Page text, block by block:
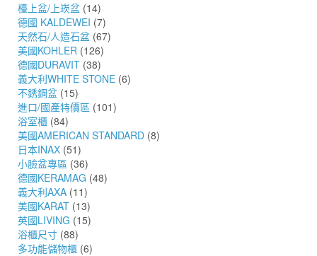
檯上盆/上崁盆 (14)
德國 KALDEWEI (7)
天然石/人造石盆 (67)
美國KOHLER (126)
德國DURAVIT (38)
義大利WHITE STONE (6)
不銹鋼盆 (15)
進口/國產特價區 (101)
浴室櫃 (84)
美國AMERICAN STANDARD (8)
日本INAX (51)
小臉盆專區 (36)
德國KERAMAG (48)
義大利AXA (11)
美國KARAT (13)
英國LIVING (15)
浴櫃尺寸 (88)
多功能儲物櫃 (6)